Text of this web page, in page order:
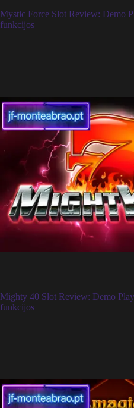
Mystic Force Slot Review: Demo
funkcijos
Mighty 40 Slot Review: Demo
funkcijos